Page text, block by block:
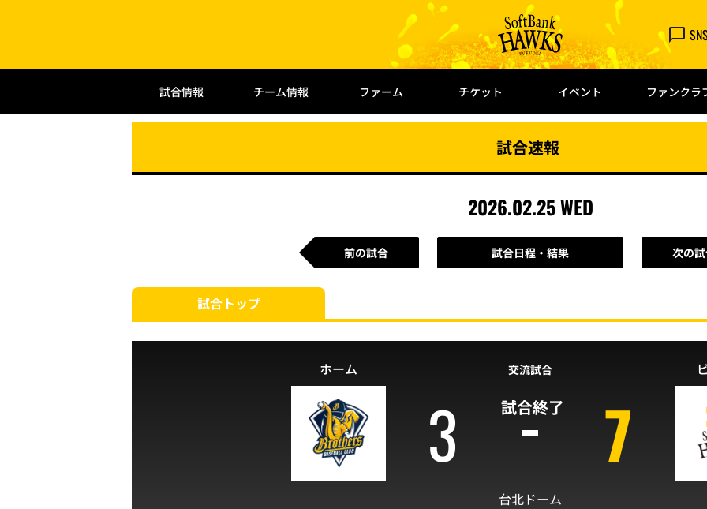
試合情報 チーム情報 ファーム チケット イベント ファンクラ
試合速報
2026.02.25 WED
前の試合 試合日程・結果 次の
試合トップ
交流試合
試合終了
ホーム
3 7
台北ドーム